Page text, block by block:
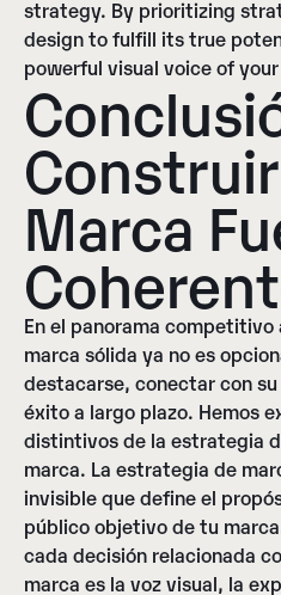
strategy. By prioritizing
design to fulfill its true
powerful visual voice of
Marca
En el panorama
marca sólida ya no es
destacarse, conectar con
éxito a largo plazo. Hemos
distintivos de la estrategia
marca. La estrategia de
invisible que define el
público objetivo de tu
cada decisión relacionada
marca es la voz visual, la